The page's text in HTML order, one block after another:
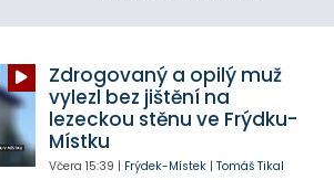
Zdrogovaný a opilý muž
vylezl bez jištění na
lezeckou stěnu ve Frýdku-
Místku
Včera 15:39 | Frýdek-Místek| Tomáš Tikal